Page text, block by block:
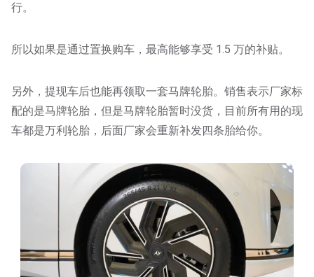
行。
所以如果是通过置换购车，最高能够享受 1.5 万的补贴。
另外，提现车后也能再领取一套马牌轮胎。销售表示厂家标
配的是马牌轮胎，但是马牌轮胎暂时没货，目前所有用的现
车都是万利轮胎，后面厂家会重新补发四条胎给你。